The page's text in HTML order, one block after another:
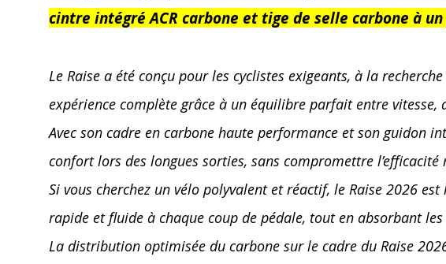
cintre intégré ACR carbone et tige de selle carbone à
Le Raise a été conçu pour les cyclistes exigeants, à la
expérience complète grâce à un équilibre parfait entre vitesse,
Avec son cadre en carbone haute performance et son guidon
confort lors des longues sorties, sans compromettre
Si vous cherchez un vélo polyvalent et réactif, le Raise 2026
rapide et fluide à chaque coup de pédale, tout en absorbant
La distribution optimisée du carbone sur le cadre du Raise